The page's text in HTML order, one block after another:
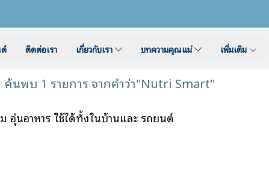
ติดต่อเรา เกี่ยวกับเรา บทความคุณแม่ เพิ่มเติม
ค้นพบ 1 รายการ จากคำว่า"Nutri Smart"
นอาหาร ใช้ได้ทั้งในบ้านและ รถยนต์